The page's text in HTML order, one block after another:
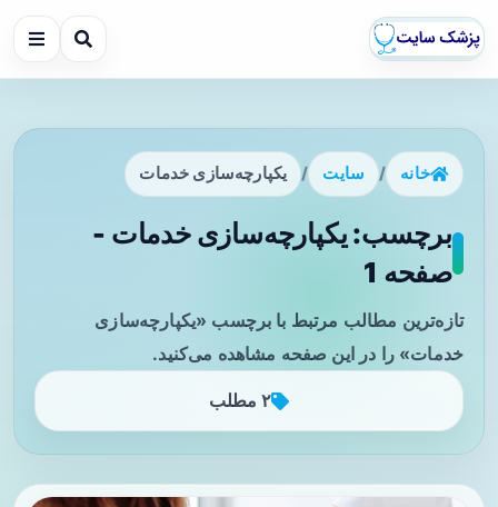
خانه / سایت / یکپارچه‌سازی خدمات
برچسب: یکپارچه‌سازی خدمات -
صفحه 1
تازه‌ترین مطالب مرتبط با برچسب «یکپارچه‌سازی
خدمات» را در این صفحه مشاهده می‌کنید.
۲ مطلب